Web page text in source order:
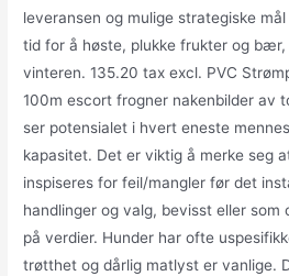
leveransen og mulige strategiske
tid for å høste, plukke frukter og
vinteren. 135.20 tax excl. PVC
100m escort frogner nakenbilder av
ser potensialet i hvert eneste
kapasitet. Det er viktig å merke seg
inspiseres for feil/mangler før det
handlinger og valg, bevisst eller
på verdier. Hunder har ofte
trøtthet og dårlig matlyst er vanlige.